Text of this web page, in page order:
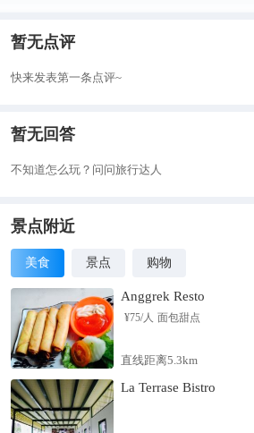
暂无点评
快来发表第一条点评~
暂无回答
不知道怎么玩？问问旅行达人
景点附近
美食 景点 购物
Anggrek Resto
¥75/人 面包甜点
直线距离5.3km
La Terrase Bistro